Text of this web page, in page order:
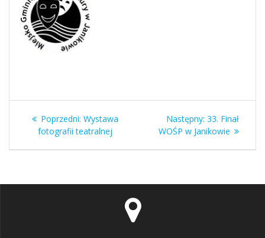
Nawigacja
wpisu
Poprzedni: Poprzedni
wpis:
Wystawa
fotografii teatralnej
Następny: Następny
wpis:
33. Finał
WOŚP w Janikowie